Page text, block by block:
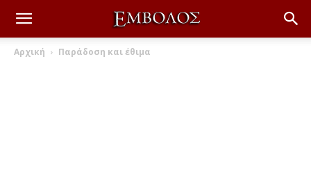
Αρχική Παράδοση και έθιμα